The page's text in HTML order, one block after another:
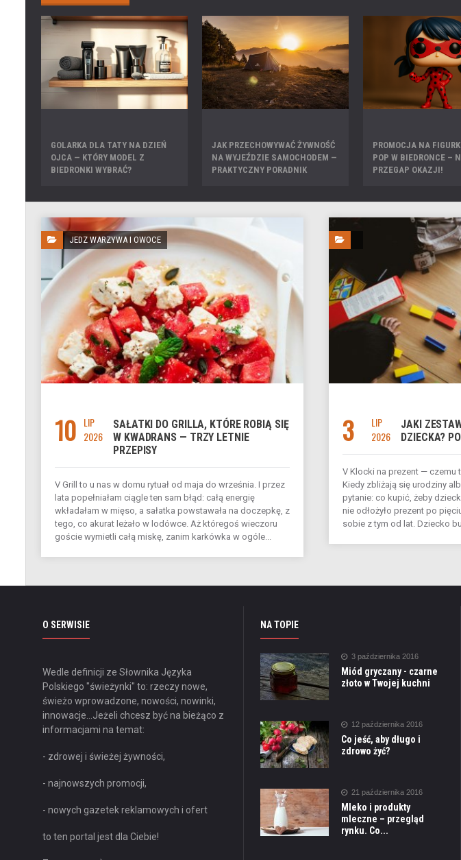
GOLARKA DLA TATY NA DZIEŃ
OJCA — KTÓRY MODEL Z
BIEDRONKI WYBRAĆ?
JAK PRZECHOWYWAĆ ŻYWNOŚĆ
NA WYJEŹDZIE SAMOCHODEM —
PRAKTYCZNY PORADNIK
PROMOCJA NA
POP W BIEDRONCE –
PRZEGAP OKAZJI!
JEDZ WARZYWA I OWOCE
10 LIP
2026
SAŁATKI DO GRILLA, KTÓRE ROBIĄ SIĘ
W KWADRANS — TRZY LETNIE
PRZEPISY
V Grill to u nas w domu rytuał od maja do września. I przez
lata popełniałam ciągle ten sam błąd: całą energię
wkładałam w mięso, a sałatka powstawała na doczepkę, z
tego, co akurat leżało w lodówce. Aż któregoś wieczoru
goście wymietli całą miskę, zanim karkówka w ogóle...
3
LIP
2026
JAKI
DZIECKA?
V Klocki na prezent — czemu
Kiedy zbliżają się urodziny
pytanie: co kupić, żeby
nie odłożyło prezent po
sobie z tym od lat. Dziecko
O SERWISIE
Wedle definicji ze Słownika Języka
Polskiego "świeżynki" to: rzeczy nowe,
świeżo wprowadzone, nowości, nowinki,
innowacje... Jeżeli chcesz być na bieżąco z
informacjami na temat:
- zdrowej i świeżej żywności,
- najnowszych promocji,
- nowych gazetek reklamowych i ofert
to ten portal jest dla Ciebie!
NA TOPIE
3 października 2016
Miód gryczany - czarne
złoto w Twojej kuchni
12 października 2016
Co jeść, aby długo i
zdrowo żyć?
21 października 2016
Mleko i produkty
mleczne – przegląd
rynku. Co...